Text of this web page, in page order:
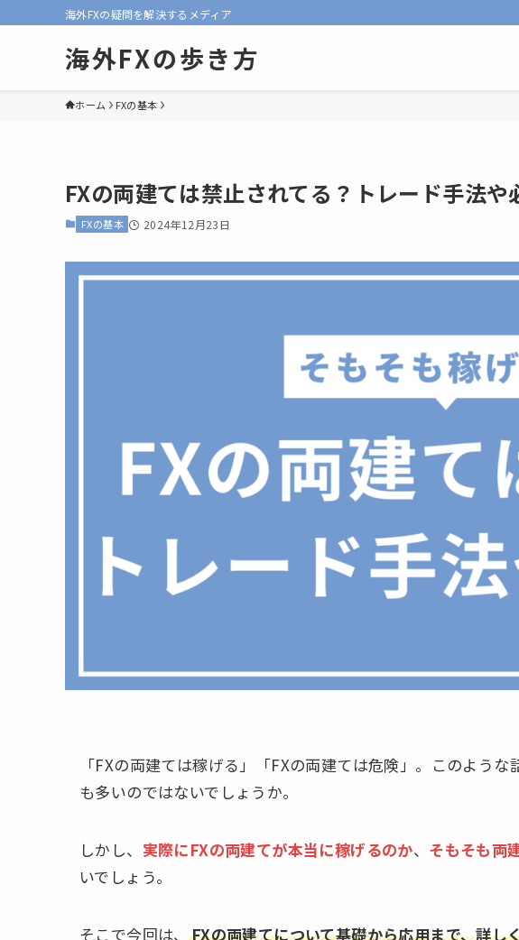
海外FXの疑問を解決するメディア
海外FXの歩き方
ホーム FXの基本
FXの両建ては禁止されてる？トレード手法
FXの基本 2024年12月23日
「FXの両建ては稼げる」「FXの両建ては危険」。このよう
も多いのではないでしょうか。
しかし、 実際にFXの両建てが本当に稼げるのか、 そもそも両
いでしょう。
そこで今回は、 FXの両建てについて基礎から応用まで、詳し